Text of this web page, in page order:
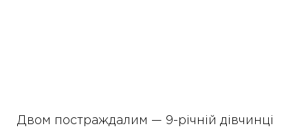
Двом постраждалим — 9-річній дівчинці